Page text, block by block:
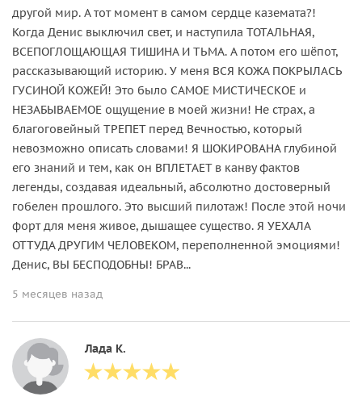
другой мир. А тот момент в самом сердце каземата?!
Когда Денис выключил свет, и наступила ТОТАЛЬНАЯ,
ВСЕПОГЛОЩАЮЩАЯ ТИШИНА И ТЬМА. А потом его шёпот,
рассказывающий историю. У меня ВСЯ КОЖА ПОКРЫЛАСЬ
ГУСИНОЙ КОЖЕЙ! Это было САМОЕ МИСТИЧЕСКОЕ и
НЕЗАБЫВАЕМОЕ ощущение в моей жизни! Не страх, а
благоговейный ТРЕПЕТ перед Вечностью, который
невозможно описать словами! Я ШОКИРОВАНА глубиной
его знаний и тем, как он ВПЛЕТАЕТ в канву фактов
легенды, создавая идеальный, абсолютно достоверный
гобелен прошлого. Это высший пилотаж! После этой ночи
форт для меня живое, дышащее существо. Я УЕХАЛА
ОТТУДА ДРУГИМ ЧЕЛОВЕКОМ, переполненной эмоциями!
Денис, ВЫ БЕСПОДОБНЫ! БРАВ...
5 месяцев назад
Лада К.